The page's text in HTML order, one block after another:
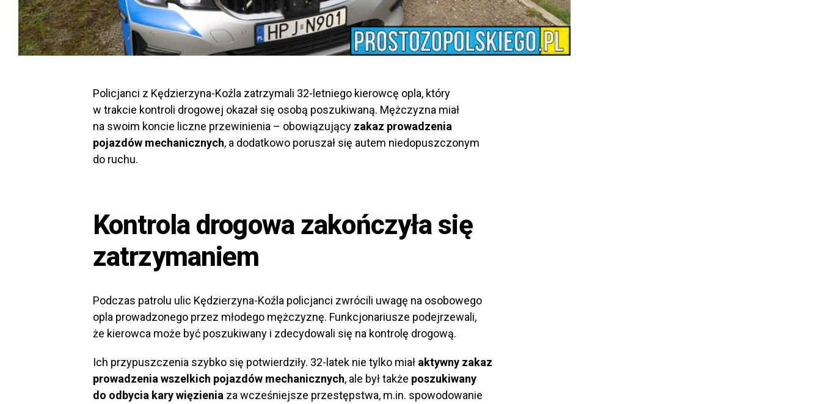
Policjanci z Kędzierzyna-Koźla zatrzymali 32-letniego kierowcę opla, który
w trakcie kontroli drogowej okazał się osobą poszukiwaną. Mężczyzna miał
na swoim koncie liczne przewinienia – obowiązujący zakaz prowadzenia
pojazdów mechanicznych, a dodatkowo poruszał się autem niedopuszczonym
do ruchu.
Kontrola drogowa zakończyła się
zatrzymaniem
Podczas patrolu ulic Kędzierzyna-Koźla policjanci zwrócili uwagę na osobowego
opla prowadzonego przez młodego mężczyznę. Funkcjonariusze podejrzewali,
że kierowca może być poszukiwany i zdecydowali się na kontrolę drogową.
Ich przypuszczenia szybko się potwierdziły. 32-latek nie tylko miał aktywny zakaz
prowadzenia wszelkich pojazdów mechanicznych, ale był także poszukiwany
do odbycia kary więzienia za wcześniejsze przestępstwa, m.in. spowodowanie